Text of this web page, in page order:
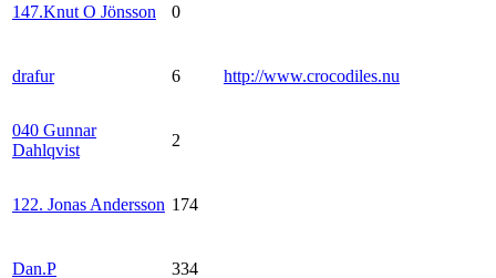
147.Knut O Jönsson 0
drafur 6 http://www.crocodiles.nu
040 Gunnar
Dahlqvist
2
122. Jonas Andersson 174
Dan.P 334